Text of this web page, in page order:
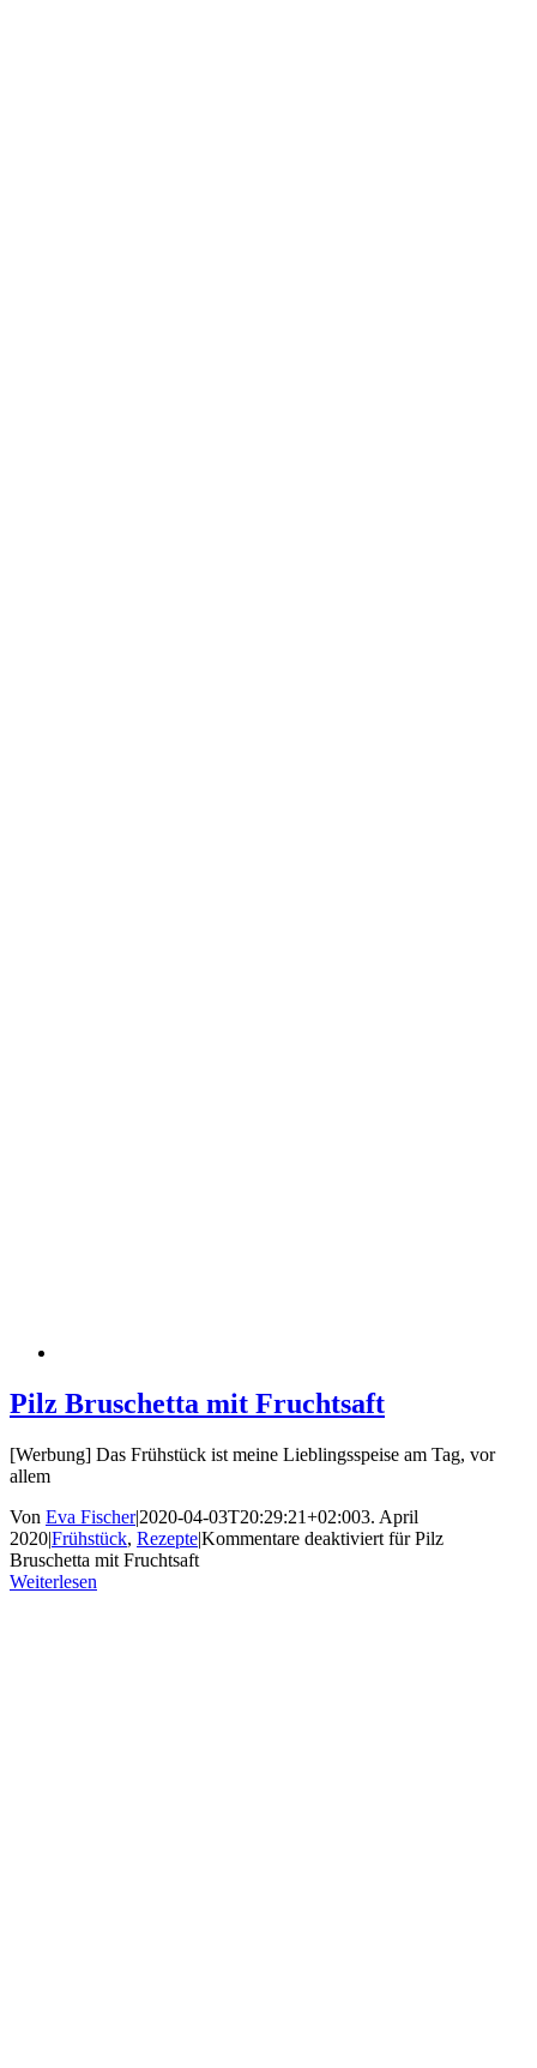
Pilz Bruschetta mit Fruchtsaft
[Werbung] Das Frühstück ist meine Lieblingsspeise am Tag, vor
allem
Von Eva Fischer|2020-04-03T20:29:21+02:003. April
2020|Frühstück, Rezepte|Kommentare deaktiviert für Pilz
Bruschetta mit Fruchtsaft
Weiterlesen